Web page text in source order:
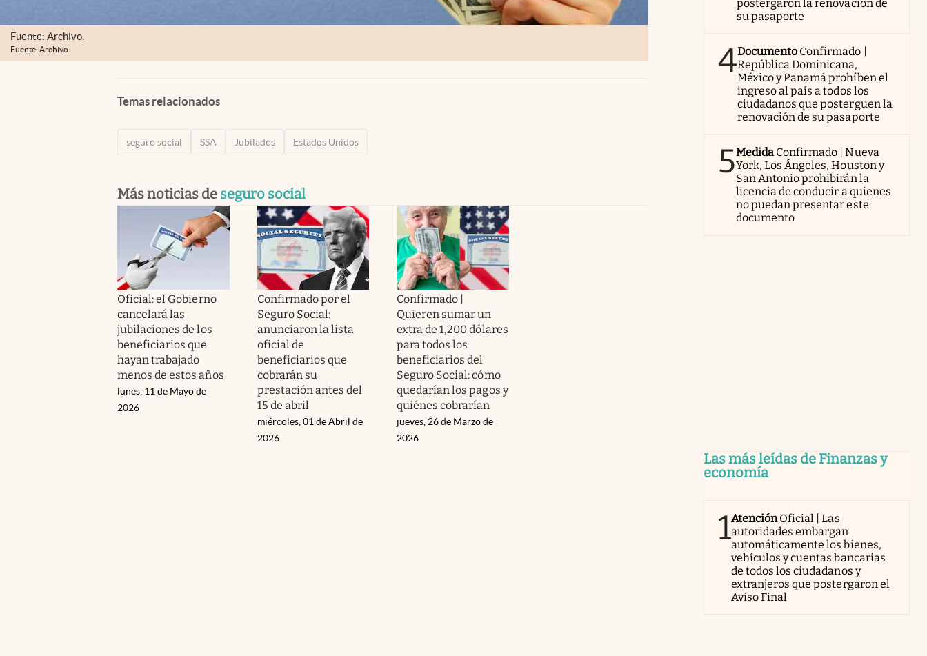
Fuente: Archivo.
Fuente: Archivo
Temas relacionados
seguro social SSA Jubilados Estados Unidos
Más noticias de seguro social
Oficial: el Gobierno
cancelará las
jubilaciones de los
beneficiarios que
hayan trabajado
menos de estos años
lunes, 11 de Mayo de
2026
Confirmado por el
Seguro Social:
anunciaron la lista
oficial de
beneficiarios que
cobrarán su
prestación antes del
15 de abril
miércoles, 01 de Abril de
2026
Confirmado |
Quieren sumar un
extra de 1,200 dólares
para todos los
beneficiarios del
Seguro Social: cómo
quedarían los pagos y
quiénes cobrarían
jueves, 26 de Marzo de
2026
postergaron la renovación de
su pasaporte
4Documento Confirmado |
República Dominicana,
México y Panamá prohíben el
ingreso al país a todos los
ciudadanos que posterguen la
renovación de su pasaporte
5Medida Confirmado | Nueva
York, Los Ángeles, Houston y
San Antonio prohibirán la
licencia de conducir a quienes
no puedan presentar este
documento
Las más leídas de Finanzas y
economía
1AtenciónOficial | Las
autoridades embargan
automáticamente los bienes,
vehículos y cuentas bancarias
de todos los ciudadanos y
extranjeros que postergaron el
Aviso Final